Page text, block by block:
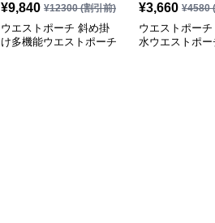
¥9,840 ¥12300(割引前)
ウエストポーチ 斜め掛
け多機能ウエストポーチ
¥3,660 ¥4580
ウエストポー
水ウエストポー